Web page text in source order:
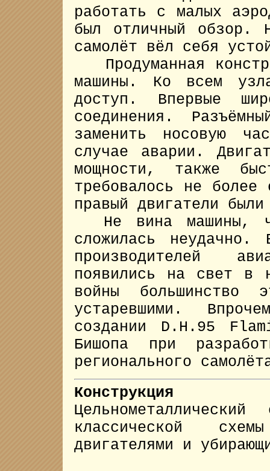
работать с малых
был отличный обзор.
самолёт вёл себя
Продуманная
машины. Ко всем
доступ. Впервые
соединения.
заменить носовую
случае аварии.
мощности, также
требовалось не
правый двигатели
Не вина машины,
сложилась неудачно.
производителей
появились на свет в
войны большинство
устаревшими.
создании D.H.95
Бишопа при
регионального
Конструкция
Цельнометаллический
классической
двигателями и